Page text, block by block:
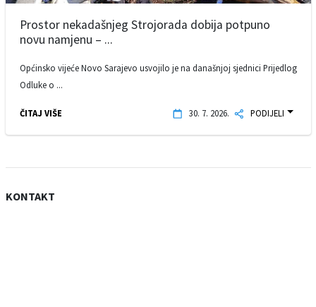
Prostor nekadašnjeg Strojorada dobija potpuno
novu namjenu – ...
Općinsko vijeće Novo Sarajevo usvojilo je na današnjoj sjednici Prijedlog
Odluke o ...
ČITAJ VIŠE 30. 7. 2026. PODIJELI
KONTAKT